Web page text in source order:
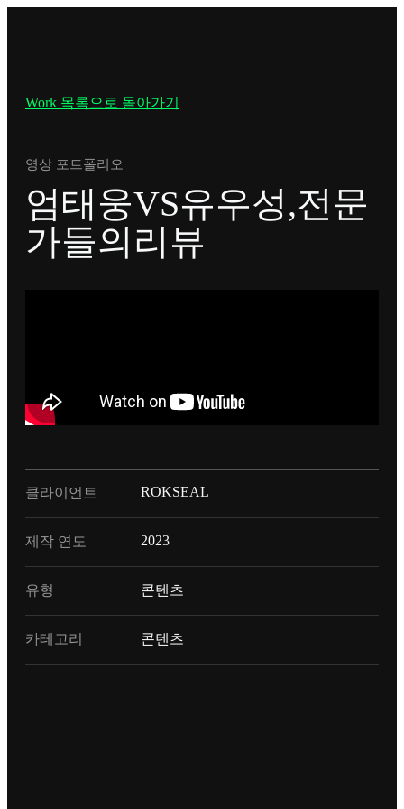
Work 목록으로 돌아가기
영상 포트폴리오
엄태웅VS유우성,전문
가들의리뷰
클라이언트 ROKSEAL
제작 연도 2023
유형 콘텐츠
카테고리 콘텐츠